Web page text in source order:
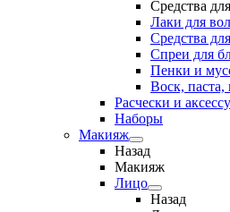
Средства
Лаки для
Средства
Спреи для
Пенки и
Воск, паста,
Расчески и
Наборы
Макияж
Назад
Макияж
Лицо
Назад